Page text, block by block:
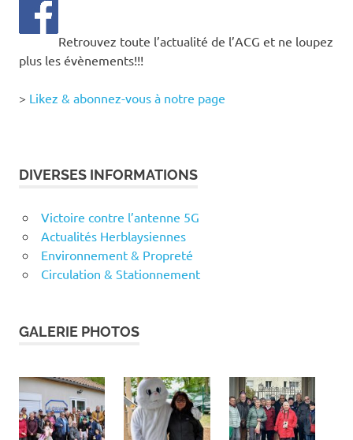
Retrouvez toute l’actualité de l’ACG et ne loupez
plus les évènements!!!
> Likez & abonnez-vous à notre page
DIVERSES INFORMATIONS
Victoire contre l’antenne 5G
Actualités Herblaysiennes
Environnement & Propreté
Circulation & Stationnement
GALERIE PHOTOS